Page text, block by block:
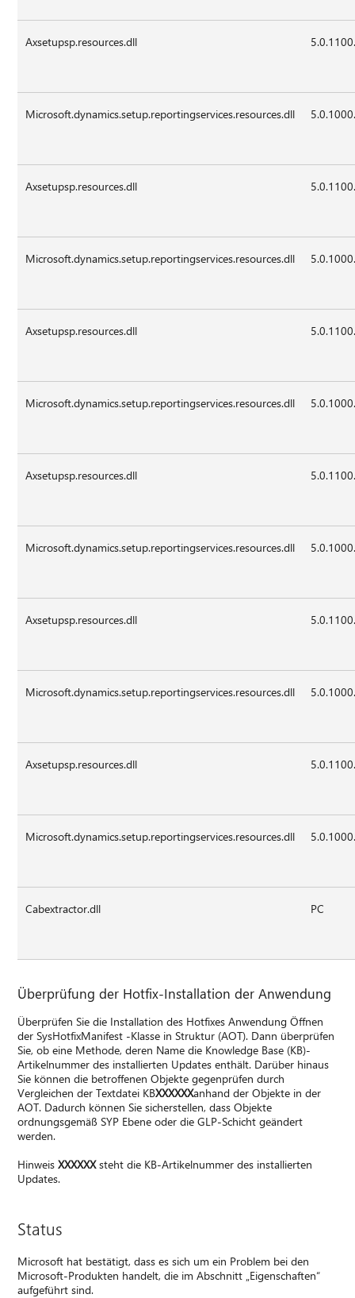
Axsetupsp.resources.dll
Microsoft.dynamics.setup.reportingservices.resources.dll
Axsetupsp.resources.dll
Microsoft.dynamics.setup.reportingservices.resources.dll
Axsetupsp.resources.dll
Microsoft.dynamics.setup.reportingservices.resources.dll
Axsetupsp.resources.dll
Microsoft.dynamics.setup.reportingservices.resources.dll
Axsetupsp.resources.dll
Microsoft.dynamics.setup.reportingservices.resources.dll
Axsetupsp.resources.dll
Microsoft.dynamics.setup.reportingservices.resources.dll
Cabextractor.dll PC
Überprüfung der Hotfix-Installation der Anwendung
Überprüfen Sie die Installation des Hotfixes Anwendung Öffnen
der SysHotfixManifest -Klasse in Struktur (AOT). Dann überprüfen
Sie, ob eine Methode, deren Name die Knowledge Base (KB)-
Artikelnummer des installierten Updates enthält. Darüber hinaus
Sie können die betroffenen Objekte gegenprüfen durch
Vergleichen der Textdatei KBXXXXXXanhand der Objekte in der
AOT. Dadurch können Sie sicherstellen, dass Objekte
ordnungsgemäß SYP Ebene oder die GLP-Schicht geändert
werden.
HinweisXXXXXXsteht die KB-Artikelnummer des installierten
Updates.
Status
Microsoft hat bestätigt, dass es sich um ein Problem bei den
Microsoft-Produkten handelt, die im Abschnitt „Eigenschaften“
aufgeführt sind.